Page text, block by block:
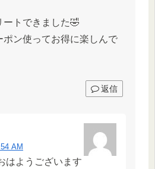
ートできました🤣
ポン使ってお得に楽しんで
返信
AM
はようございます